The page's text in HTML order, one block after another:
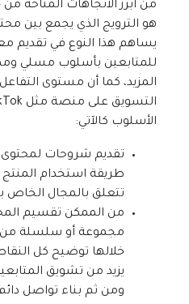
من أبرز الاتجاهات المتاحة
هو الترويج الذي يجمع بين
يساهم هذا النوع في تقديم
للمتابعين بأسلوب مسلي
المزيد، كما أن مستوى
الأسلوب كالآتي:
تقديم شروحات
طريقة استخدام
تتعلق بالمجال الخاص
من الممكن تقسيم
مجموعة أو سلسلة من
خلالها توضيح كل
يزيد من تشويق
ومن ثم بناء تواصل